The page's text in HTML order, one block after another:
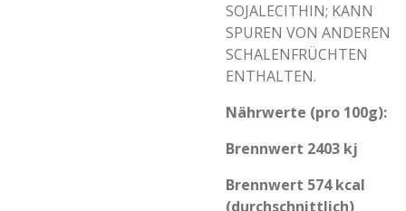
SOJALECITHIN; KANN
SPUREN VON ANDEREN
SCHALENFRÜCHTEN
ENTHALTEN.
Nährwerte (pro 100g):
Brennwert 2403 kj
Brennwert 574 kcal
(durchschnittlich)